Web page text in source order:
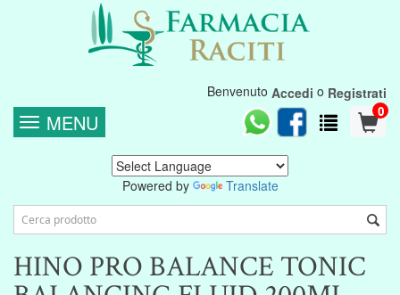
Benvenuto Accedi o Registrati
0
MENU
Powered by Translate
HINO PRO BALANCE TONIC